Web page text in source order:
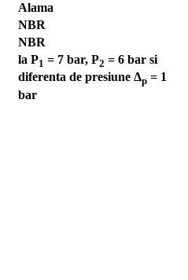
Alama
NBR
NBR
la P1 = 7 bar, P2 = 6 bar si
diferenta de presiune Δp = 1
bar